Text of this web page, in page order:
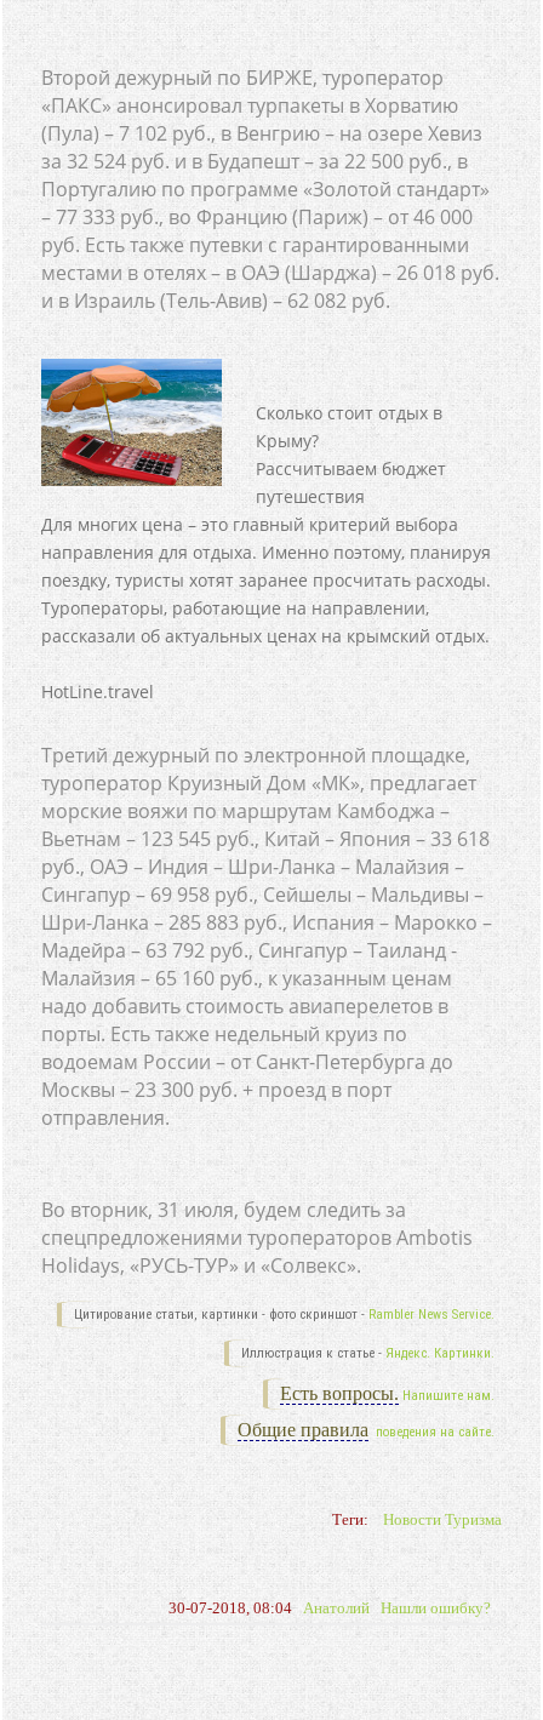
Второй дежурный по БИРЖЕ, туроператор
«ПАКС» анонсировал турпакеты в Хорватию
(Пула) – 7 102 руб., в Венгрию – на озере Хевиз
за 32 524 руб. и в Будапешт – за 22 500 руб., в
Португалию по программе «Золотой стандарт»
– 77 333 руб., во Францию (Париж) – от 46 000
руб. Есть также путевки с гарантированными
местами в отелях – в ОАЭ (Шарджа) – 26 018 руб.
и в Израиль (Тель-Авив) – 62 082 руб.
Сколько стоит отдых в
Крыму?
Рассчитываем бюджет
путешествия
Для многих цена – это главный критерий выбора
направления для отдыха. Именно поэтому, планируя
поездку, туристы хотят заранее просчитать расходы.
Туроператоры, работающие на направлении,
рассказали об актуальных ценах на крымский отдых.
HotLine.travel
Третий дежурный по электронной площадке,
туроператор Круизный Дом «МК», предлагает
морские вояжи по маршрутам Камбоджа –
Вьетнам – 123 545 руб., Китай – Япония – 33 618
руб., ОАЭ – Индия – Шри-Ланка – Малайзия –
Сингапур – 69 958 руб., Сейшелы – Мальдивы –
Шри-Ланка – 285 883 руб., Испания – Марокко –
Мадейра – 63 792 руб., Сингапур – Таиланд -
Малайзия – 65 160 руб., к указанным ценам
надо добавить стоимость авиаперелетов в
порты. Есть также недельный круиз по
водоемам России – от Санкт-Петербурга до
Москвы – 23 300 руб. + проезд в порт
отправления.
Во вторник, 31 июля, будем следить за
спецпредложениями туроператоров Ambotis
Holidays, «РУСЬ-ТУР» и «Солвекс».
Цитирование статьи, картинки - фото скриншот - Rambler News Service.
Иллюстрация к статье - Яндекс. Картинки.
Есть вопросы. Напишите нам.
Общие правила поведения на сайте.
Теги: Новости Туризма
30-07-2018, 08:04 Анатолий Нашли ошибку?